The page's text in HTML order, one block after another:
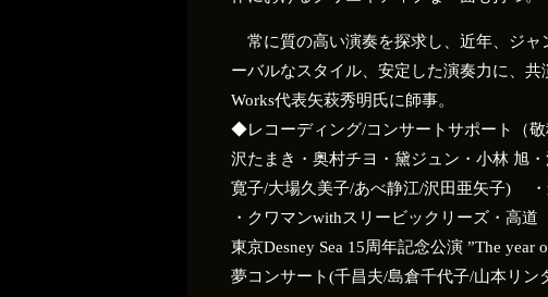
常に質の高い演奏を探求し、近年、ジャ
ーバルなスタイル、安定した演奏力に、
Works代表矢萩秀明氏に師事。
◆レコーディング/コンサートサポート（敬
沢たまき・奥村チヨ・黛ジュン・小林 旭
寛子/大場久美子/あべ静江/沢田亜矢子) ・
・クワマンwithスリービックリーズ・高道
東京Desney Sea 15周年記念公演 ”The year
夢コンサート(千昌夫/島倉千代子/山本リン